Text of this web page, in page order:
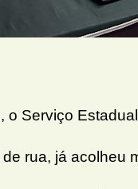
o Serviço
rua, já acolheu